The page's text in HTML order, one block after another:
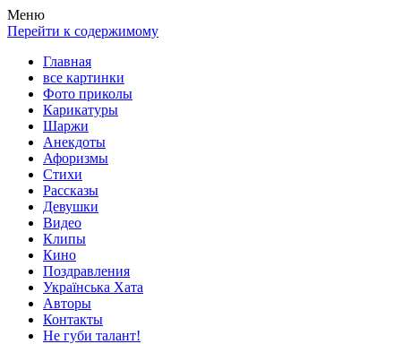
Весела хата — прикольные картинки, смешные истории,
клипы!
Покажем всем ваши фото приколы, карикатуры, шаржи, стихи,
рассказы, видео и песни!
Меню
Перейти к содержимому
Главная
все картинки
Фото приколы
Карикатуры
Шаржи
Анекдоты
Афоризмы
Стихи
Рассказы
Девушки
Видео
Клипы
Кино
Поздравления
Українська Хата
Авторы
Контакты
Не губи талант!